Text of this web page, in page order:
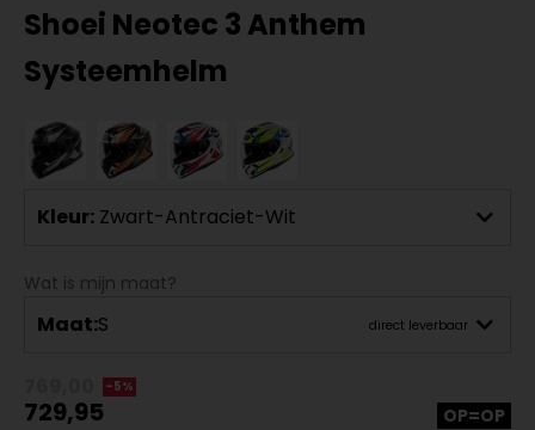
Shoei Neotec 3 Anthem
Systeemhelm
Kleur: Zwart-Antraciet-Wit
Wat is mijn maat?
Maat:S direct leverbaar
-5%
729,95 OP=OP